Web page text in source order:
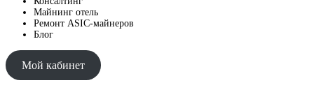
Майнинг отель
Ремонт ASIC-майнеров
Блог
Мой кабинет